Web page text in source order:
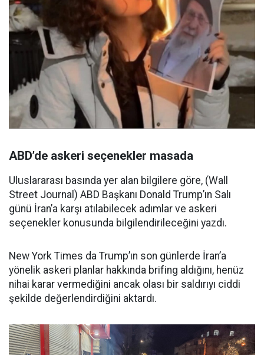
ABD’de askeri seçenekler masada
Uluslararası basında yer alan bilgilere göre, (Wall
Street Journal) ABD Başkanı Donald Trump’ın Salı
günü İran’a karşı atılabilecek adımlar ve askeri
seçenekler konusunda bilgilendirileceğini yazdı.
New York Times da Trump’ın son günlerde İran’a
yönelik askeri planlar hakkında brifing aldığını, henüz
nihai karar vermediğini ancak olası bir saldırıyı ciddi
şekilde değerlendirdiğini aktardı.